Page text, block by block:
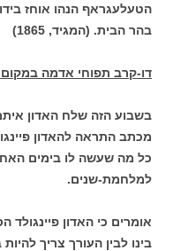
הטעלעגראף הנהו אוחז
בהר הבית. (המגיד, 1865)
דו-קרב תפוחי אדמה
בשבוע הזה שלח האדון
מכתב התראה להאדון
כל מה שעשה לו בימים
למלחמת-שנים.
אומרים כי האדון
בינו לבין העורך צריך